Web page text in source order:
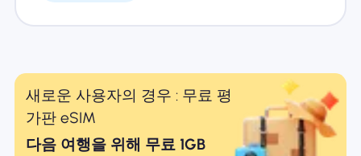
새로운 사용자의 경우 : 무료 평
가판 eSIM
다음 여행을 위해 무료 1GB